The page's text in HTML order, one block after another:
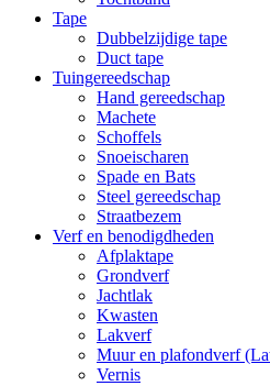
Tape
Dubbelzijdige tape
Duct tape
Tuingereedschap
Hand gereedschap
Machete
Schoffels
Snoeischaren
Spade en Bats
Steel gereedschap
Straatbezem
Verf en benodigdheden
Afplaktape
Grondverf
Jachtlak
Kwasten
Lakverf
Muur en plafondverf
Vernis